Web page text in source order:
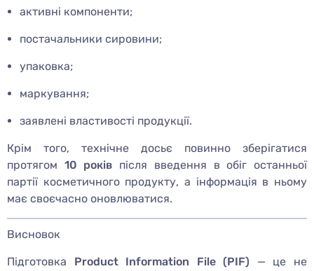
активні компоненти;
постачальники сировини;
упаковка;
маркування;
заявлені властивості продукції.
Крім того, технічне досьє повинно зберігатися
протягом 10 років після введення в обіг останньої
партії косметичного продукту, а інформація в ньому
має своєчасно оновлюватися.
Висновок
Підготовка Product Information File (PIF) — це не